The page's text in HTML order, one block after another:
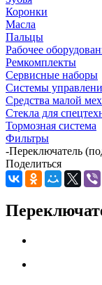
Коронки
Масла
Пальцы
Рабочее
Ремкомплекты
Сервисные наборы
Системы
Средства малой
Стекла для
Тормозная система
Фильтры
-Переключатель
Поделиться